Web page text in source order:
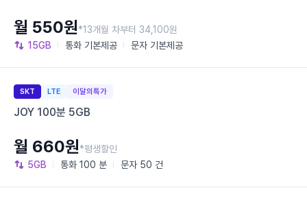
15GB 통화 기본제공 문자 기본제공
월 550원*13개월 차부터 34,100원
SKT LTE 이달의특가
JOY 100분 5GB
5GB 통화 100 분 문자 50 건
월 660원*평생할인